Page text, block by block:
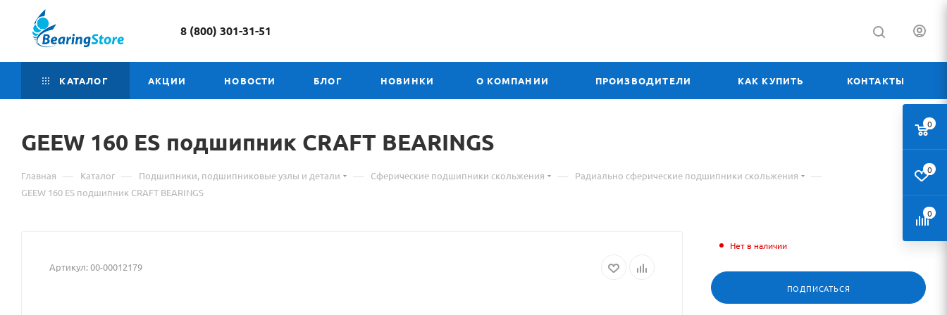
8 (800) 301-31-51
КАТАЛОГ АКЦИИ НОВОСТИ БЛОГ НОВИНКИ О КОМПАНИИ ПРОИЗВОДИТЕЛИ КАК КУПИТЬ КОНТАКТЫ
GEEW 160 ES подшипник CRAFT Материал
о
BEARINGS
Главная — Каталог — Подшипники, подшипниковые узлы и детали — Сферические подшипники скольжения — Радиально сферические подшипники скольжения —
GEEW 160 ES подшипник CRAFT BEARINGS
Артикул:00-00012179
Нет в наличии
ПОДПИСАТЬСЯ
0
0
0